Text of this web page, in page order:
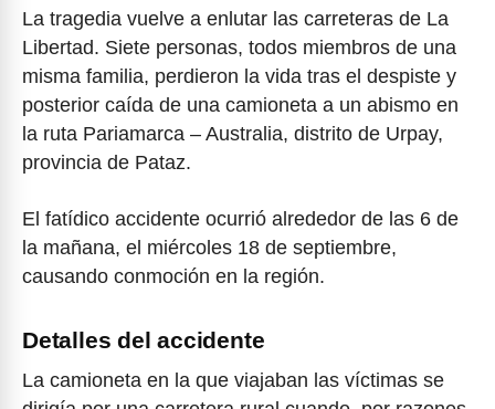
La tragedia vuelve a enlutar las carreteras de La
Libertad. Siete personas, todos miembros de una
misma familia, perdieron la vida tras el despiste y
posterior caída de una camioneta a un abismo en
la ruta Pariamarca – Australia, distrito de Urpay,
provincia de Pataz.
El fatídico accidente ocurrió alrededor de las 6 de
la mañana, el miércoles 18 de septiembre,
causando conmoción en la región.
Detalles del accidente
La camioneta en la que viajaban las víctimas se